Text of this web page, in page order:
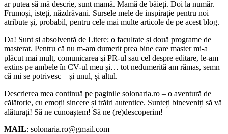
ar putea să mă descrie, sunt mamă. Mamă de băieți. Doi la număr.
Frumoși, isteți, năzdrăvani. Sursele mele de inspirație pentru noi
atribute și, probabil, pentru cele mai multe articole de pe acest blog.
Da! Sunt și absolventă de Litere: o facultate și două programe de
masterat. Pentru că nu m-am dumerit prea bine care master mi-a
plăcut mai mult, comunicarea şi PR-ul sau cel despre editare, le-am
extins pe ambele în CV-ul meu și… tot nedumerită am rămas, semn
că mi se potrivesc – și unul, și altul.
Descrierea mea continuă pe paginile solonaria.ro – o aventură de
călătorie, cu emoții sincere și trăiri autentice. Sunteți bineveniți să vă
alăturați! Să ne cunoaștem! Să ne (re)descoperim!
MAIL: solonaria.ro@gmail.com